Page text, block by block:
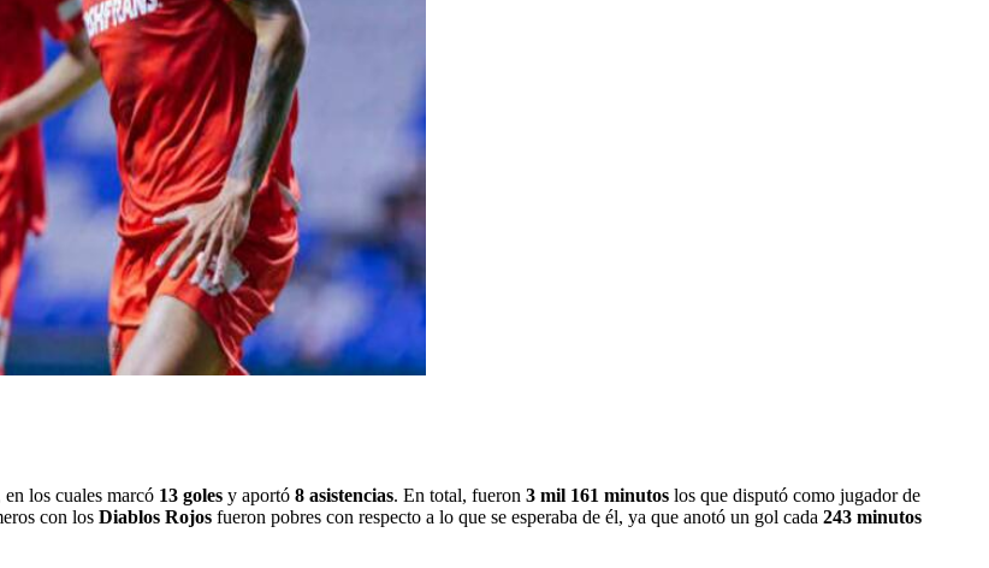
en los cuales marcó 13 goles y aportó 8 asistencias. En total, fueron 3 mil 161 minutos los que disputó como jugador de
con los Diablos Rojos fueron pobres con respecto a lo que se esperaba de él, ya que anotó un gol cada 243 minutos